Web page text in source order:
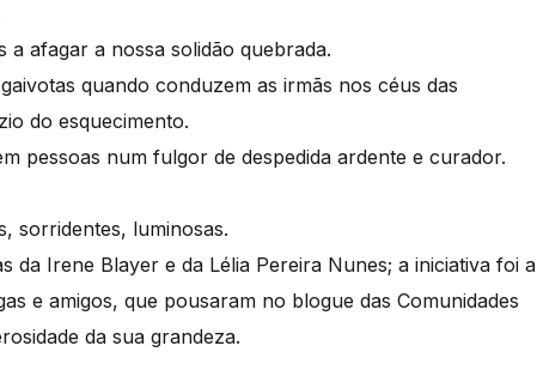
a afagar a nossa solidão quebrada.
quando conduzem as irmãs nos céus das
do esquecimento.
pessoas num fulgor de despedida ardente e curador.
sorridentes, luminosas.
da Irene Blayer e da Lélia Pereira Nunes; a iniciativa foi a
e amigos, que pousaram no blogue das Comunidades
da sua grandeza.